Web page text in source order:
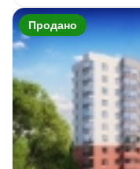
Продано